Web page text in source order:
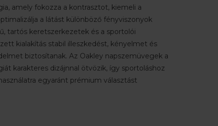
amely fokozza a kontrasztot, kiemeli a
a látást különböző fényviszonyok
tartós keretszerkezetek és a sportolói
kialakítás stabil illeszkedést, kényelmet és
biztosítanak. Az Oakley napszemüvegek a
karakteres dizájnnal ötvözik, így sportoláshoz
egyaránt prémium választást